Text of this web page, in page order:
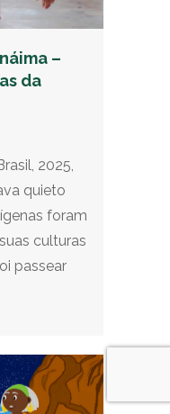
–
da
2025,
quieto
foram
culturas
passear